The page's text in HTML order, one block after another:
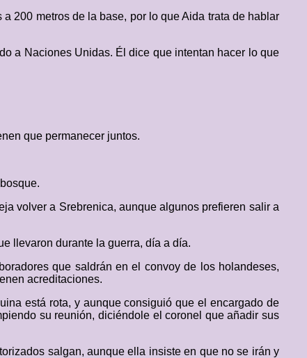
200 metros de la base, por lo que Aida trata de hablar
a Naciones Unidas. Él dice que intentan hacer lo que
que permanecer juntos.
volver a Srebrenica, aunque algunos prefieren salir a
llevaron durante la guerra, día a día.
que saldrán en el convoy de los holandeses,
acreditaciones.
está rota, y aunque consiguió que el encargado de
su reunión, diciéndole el coronel que añadir sus
salgan, aunque ella insiste en que no se irán y